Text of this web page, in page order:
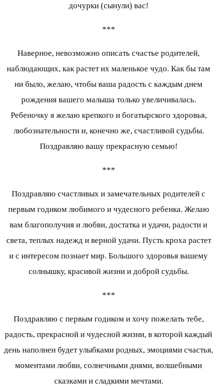
дочурки (сынули) вас!
***
Наверное, невозможно описать счастье родителей,
наблюдающих, как растет их маленькое чудо. Как бы там
ни было, желаю, чтобы ваша радость с каждым днем
рождения вашего малыша только увеличивалась.
Ребеночку я желаю крепкого и богатырского здоровья,
любознательности и, конечно же, счастливой судьбы.
Поздравляю вашу прекрасную семью!
***
Поздравляю счастливых и замечательных родителей с
первым годиком любимого и чудесного ребенка. Желаю
вам благополучия и любви, достатка и удачи, радости и
света, теплых надежд и верной удачи. Пусть кроха растет
и с интересом познает мир. Большого здоровья вашему
солнышку, красивой жизни и доброй судьбы.
***
Поздравляю с первым годиком и хочу пожелать тебе,
радость, прекрасной и чудесной жизни, в которой каждый
день наполнен будет улыбками родных, эмоциями счастья,
моментами любви, солнечными днями, волшебными
сказками и сладкими мечтами.